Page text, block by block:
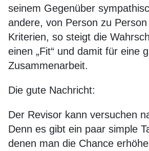
seinem Gegenüber
andere, von Person zu
Kriterien, so steigt die
einen „Fit“ und damit für eine
Zusammenarbeit.
Die gute Nachricht:
Der Revisor kann versuchen
Denn es gibt ein paar simple
denen man die Chance